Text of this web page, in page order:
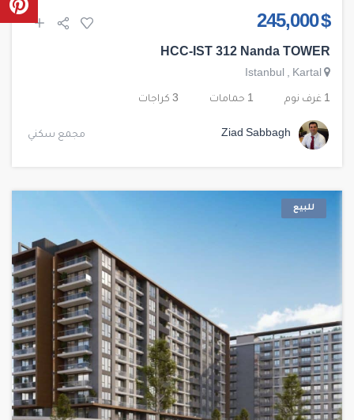
$ 245,000
HCC-IST 312 Nanda TOWER
Istanbul , Kartal
1 غرف نوم 1 حمامات 3 كراجات
Ziad Sabbagh مجمع سكني
للبيع